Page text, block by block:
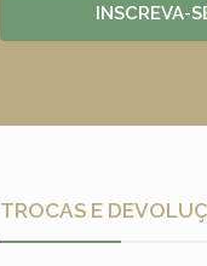
INSCREVA-
TROCAS E